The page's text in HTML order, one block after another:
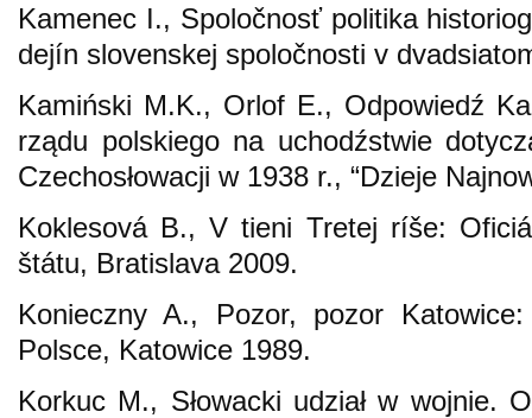
Kamenec I., Spoločnosť politika
dejín slovenskej spoločnosti v
Kamiński M.K., Orlof E., Odpowiedź
rządu polskiego na uchodźstwie
Czechosłowacji w 1938 r., “Dzieje
Koklesová B., V tieni Tretej ríše:
štátu, Bratislava 2009.
Konieczny A., Pozor, pozor
Polsce, Katowice 1989.
Korkuc M., Słowacki udział w wojnie.